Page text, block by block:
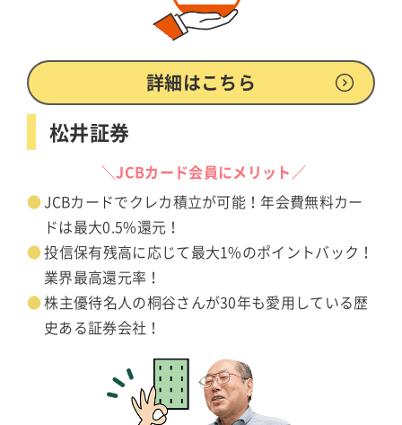
詳細はこちら
松井証券
＼JCBカード会員にメリット／
JCBカードでクレカ積立が可能！年会費無料カー
ドは最大0.5%還元！
投信保有残高に応じて最大1%のポイントバック！
業界最高還元率！
株主優待名人の桐谷さんが30年も愛用している歴
史ある証券会社！